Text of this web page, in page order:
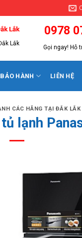
Lắk
Lắk
0978
Gọi ngay! Hỗ
BẢO HÀNH LIÊN HỆ
CÁC HÃNG TẠI ĐẮK LẮK
lạnh